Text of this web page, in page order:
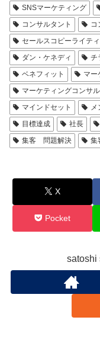
SNSマーケティング
コンサルタント
コ
セールスコピーライテ
ダン・ケネディ
チ
ベネフィット
マー
マーケティングコンサ
マインドセット
メ
目標達成
社長
集客 問題解決
X
Pocket
satoshi